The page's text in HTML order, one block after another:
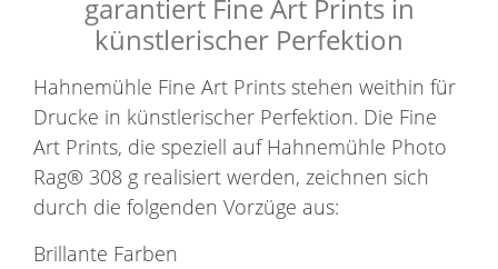
garantiert Fine Art Prints in
künstlerischer Perfektion
Hahnemühle Fine Art Prints stehen weithin für
Drucke in künstlerischer Perfektion. Die Fine
Art Prints, die speziell auf Hahnemühle Photo
Rag® 308 g realisiert werden, zeichnen sich
durch die folgenden Vorzüge aus:
Brillante Farben